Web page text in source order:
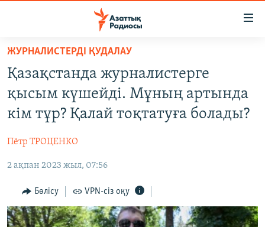
Skip
main
content
Skip
to
main
Navigation
Skip
Search
САЯСАТ
AZATTYQTV
АДАМ ҚҰҚЫҚТАРЫ
ӘЛЕУМЕТ
ӘЛЕМ
АРНАЙЫ ЖОБАЛАР
ЖУРНАЛИСТЕРДІ ҚУДАЛАУ
Қазақстанда журналистерге
қысым күшейді. Мұның артында
кім тұр? Қалай тоқтатуға болады?
Пётр ТРОЦЕНКО
2 ақпан 2023 жыл, 07:56
Бөлісу VPN-сіз оқу